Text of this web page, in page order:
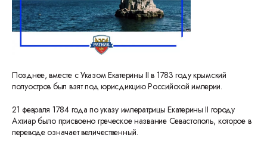
Позднее, вместе с Указом Екатерины II в 1783 году крымский
полуостров был взят под юрисдикцию Российской империи.
21 февраля 1784 года по указу императрицы Екатерины II городу
Ахтиар было присвоено греческое название Севастополь, которое в
переводе означает величественный.